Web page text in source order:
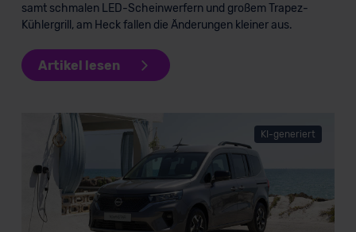
samt schmalen LED-Scheinwerfern und großem Trapez-
Kühlergrill, am Heck fallen die Änderungen kleiner aus.
Artikel lesen
KI-generiert